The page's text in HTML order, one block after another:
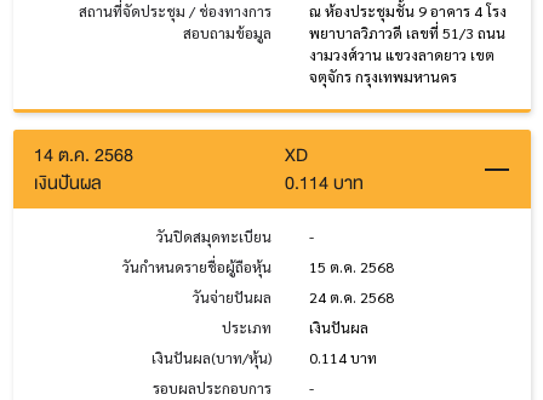
สถานที่จัดประชุม / ช่องทางการ
สอบถามข้อมูล
ณ ห้องประชุมชั้น 9 อาคาร 4 โรง
พยาบาลวิภาวดี เลขที่ 51/3 ถนน
งามวงศ์วาน แขวงลาดยาว เขต
จตุจักร กรุงเทพมหานคร
14 ต.ค. 2568
XD
เงินปันผล
0.114 บาท
วันปิดสมุดทะเบียน
-
วันกำหนดรายชื่อผู้ถือหุ้น
15 ต.ค. 2568
วันจ่ายปันผล
24 ต.ค. 2568
ประเภท
เงินปันผล
เงินปันผล(บาท/หุ้น)
0.114 บาท
รอบผลประกอบการ
-